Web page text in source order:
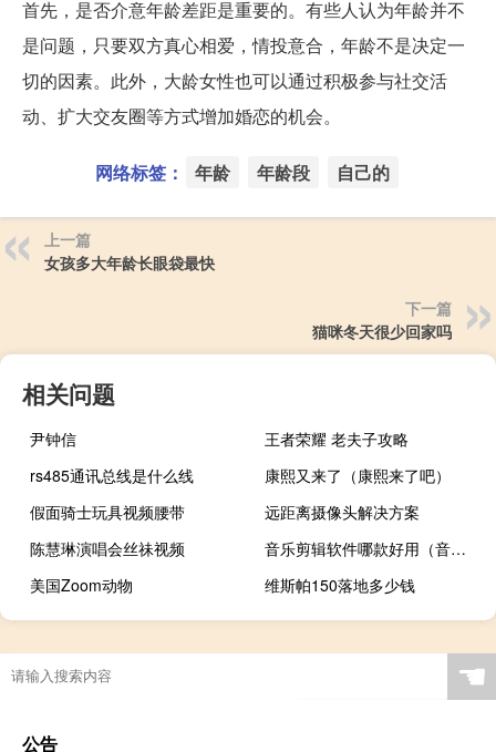
首先，是否介意年龄差距是重要的。有些人认为年龄并不
是问题，只要双方真心相爱，情投意合，年龄不是决定一
切的因素。此外，大龄女性也可以通过积极参与社交活
动、扩大交友圈等方式增加婚恋的机会。
网络标签： 年龄 年龄段 自己的
上一篇
女孩多大年龄长眼袋最快
下一篇
猫咪冬天很少回家吗
相关问题
尹钟信
王者荣耀 老夫子攻略
rs485通讯总线是什么线
康熙又来了（康熙来了吧）
假面骑士玩具视频腰带
远距离摄像头解决方案
陈慧琳演唱会丝祙视频
音乐剪辑软件哪款好用（音乐剪辑软件哪个好用）
美国Zoom动物
维斯帕150落地多少钱
☚
公告